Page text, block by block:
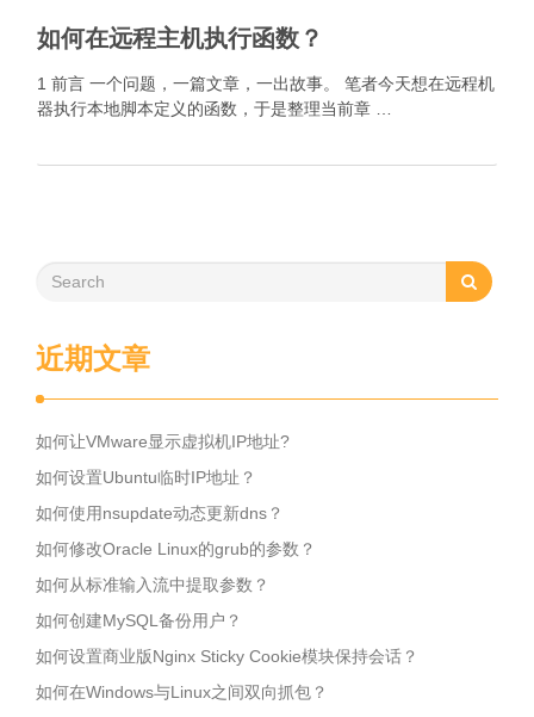
如何在远程主机执行函数？
1 前言 一个问题，一篇文章，一出故事。 笔者今天想在远程机
器执行本地脚本定义的函数，于是整理当前章 …
近期文章
如何让VMware显示虚拟机IP地址?
如何设置Ubuntu临时IP地址？
如何使用nsupdate动态更新dns？
如何修改Oracle Linux的grub的参数？
如何从标准输入流中提取参数？
如何创建MySQL备份用户？
如何设置商业版Nginx Sticky Cookie模块保持会话？
如何在Windows与Linux之间双向抓包？